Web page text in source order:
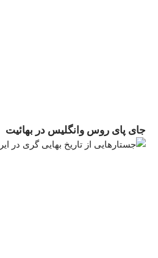
جای پای روس وانگلیس در بهائیت